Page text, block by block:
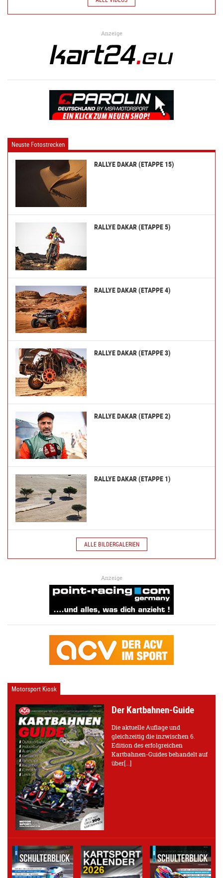
Anzeige
Neuste Fotostrecken
RALLYE DAKAR (ETAPPE 15)
RALLYE DAKAR (ETAPPE 5)
RALLYE DAKAR (ETAPPE 4)
RALLYE DAKAR (ETAPPE 3)
RALLYE DAKAR (ETAPPE 2)
RALLYE DAKAR (ETAPPE 1)
ALLE BILDERGALERIEN
Anzeige
Motorsport Kiosk
Der Kartbahnen-Guide
Die aktuelle Auflage und
gleichzeitig die inzwischen 6.
Edition des erfolgreichen
Kartbahnen-Guides behandelt auf
über[...]